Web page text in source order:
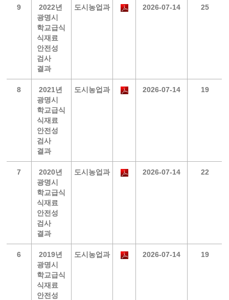
9
2022년
광명시
학교급식
식재료
안전성
검사
결과
도시농업과 2026-07-14 25
8
2021년
광명시
학교급식
식재료
안전성
검사
결과
도시농업과 2026-07-14 19
7
2020년
광명시
학교급식
식재료
안전성
검사
결과
도시농업과 2026-07-14 22
6
2019년
광명시
학교급식
식재료
안전성
도시농업과 2026-07-14 19